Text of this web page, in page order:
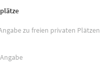
zu freien privaten Plätzen